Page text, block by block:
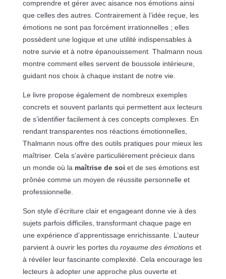
comprendre et gérer avec aisance nos émotions ainsi
que celles des autres. Contrairement à l’idée reçue, les
émotions ne sont pas forcément irrationnelles ; elles
possèdent une logique et une utilité indispensables à
notre survie et à notre épanouissement. Thalmann nous
montre comment elles servent de boussole intérieure,
guidant nos choix à chaque instant de notre vie.
Le livre propose également de nombreux exemples
concrets et souvent parlants qui permettent aux lecteurs
de s’identifier facilement à ces concepts complexes. En
rendant transparentes nos réactions émotionnelles,
Thalmann nous offre des outils pratiques pour mieux les
maîtriser. Cela s’avère particulièrement précieux dans
un monde où la maîtrise de soi et de ses émotions est
prônée comme un moyen de réussite personnelle et
professionnelle.
Son style d’écriture clair et engageant donne vie à des
sujets parfois difficiles, transformant chaque page en
une expérience d’apprentissage enrichissante. L’auteur
parvient à ouvrir les portes du royaume des émotionset
à révéler leur fascinante complexité. Cela encourage les
lecteurs à adopter une approche plus ouverte et